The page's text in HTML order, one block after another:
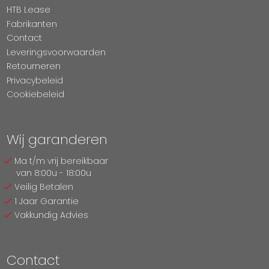
HTB Lease
Fabrikanten
Contact
Leveringsvoorwaarden
Retourneren
Privacybeleid
Cookiebeleid
Wij garanderen
Ma t/m vrij bereikbaar
van 8:00u - 18:00u
Veilig Betalen
1 Jaar Garantie
Vakkundig Advies
Contact